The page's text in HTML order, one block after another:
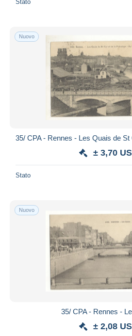
Stato
Nuovo
35/ CPA - Rennes - Les Quais de
± 3,70
Stato
Nuovo
35/ CPA - Rennes -
± 2,08